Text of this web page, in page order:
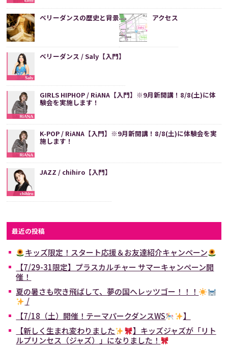
ベリーダンスの歴史と背景 アクセス
ベリーダンス / Saly【入門】
GIRLS HIPHOP / RiANA【入門】※9月新開講！8/8(土)に体
験会を実施します！
K-POP / RiANA【入門】※9月新開講！8/8(土)に体験会を実
施します！
JAZZ / chihiro【入門】
最近の投稿
キッズ限定！スタート応援＆お友達紹介キャンペーン
【7/29-31限定】プラスカルチャー サマーキャンペーン開
催！
夏の暑さも吹き飛ばして、夢の国へレッツゴー！！！
/
【7/18（土）開催！テーマパークダンスWS
】
【新しく生まれ変わりました
】キッズジャズが「リト
ルプリンセス（ジャズ）」になりました！